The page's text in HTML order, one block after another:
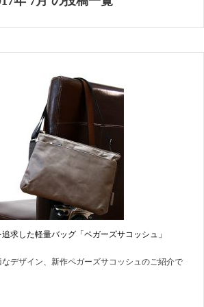
ァ)
ランド
追求した軽量バッグ「ペガーズサコッシュ」
デザイン、新作ペガーズサコッシュのご紹介で